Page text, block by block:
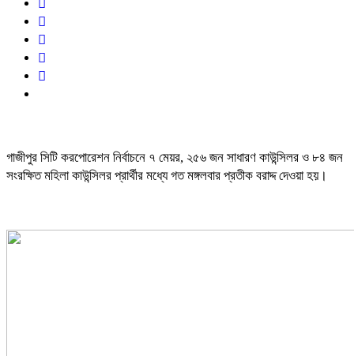
গাজীপুর সিটি করপোরেশন নির্বাচনে ৭ মেয়র, ২৫৬ জন সাধারণ কাউন্সিলর ও ৮৪ জন
সংরক্ষিত মহিলা কাউন্সিলর প্রার্থীর মধ্যে গত মঙ্গলবার প্রতীক বরাদ্দ দেওয়া হয়।